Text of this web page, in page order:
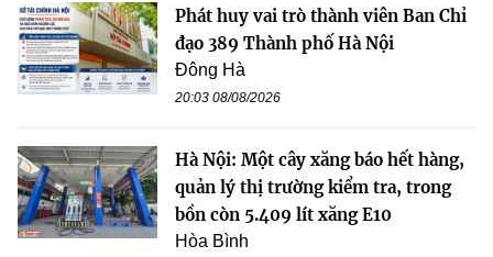
Phát huy vai trò thành viên Ban Chỉ
đạo 389 Thành phố Hà Nội
Đông Hà
20:03 08/08/2026
Hà Nội: Một cây xăng báo hết hàng,
quản lý thị trường kiểm tra, trong
bồn còn 5.409 lít xăng E10
Hòa Bình